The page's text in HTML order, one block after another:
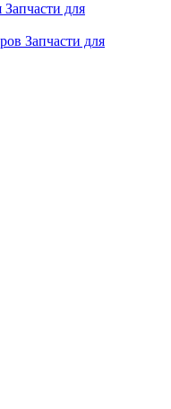
Запчасти для
Запчасти для